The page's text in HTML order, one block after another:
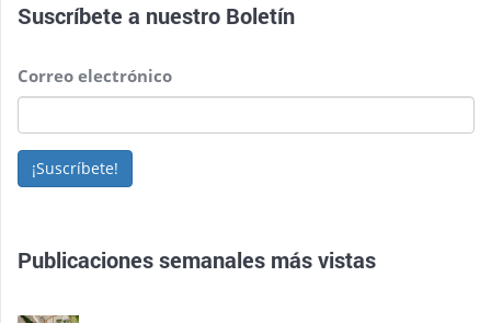
Suscríbete a nuestro Boletín
Correo electrónico
¡Suscríbete!
Publicaciones semanales más vistas